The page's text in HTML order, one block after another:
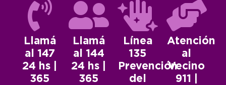
Llamá
al 147
24 hs |
365
Llamá
al 144
24 hs |
365
Línea
135
Prevención
del
Atención
al
Vecino
911 |